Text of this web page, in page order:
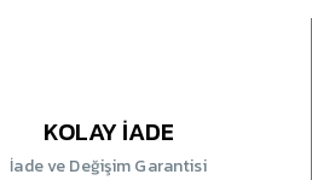
KOLAY İADE
İade ve Değişim Garantisi